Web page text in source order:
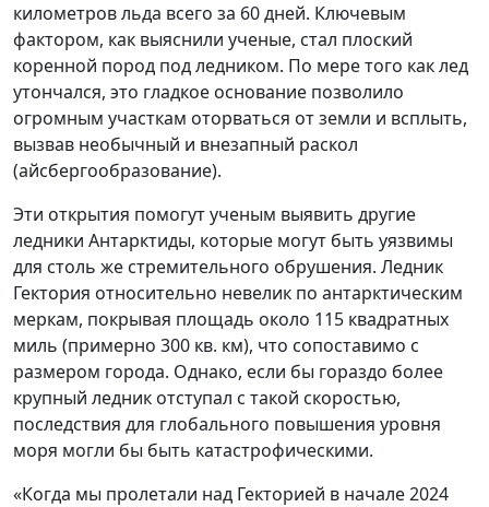
километров льда всего за 60 дней. Ключевым
фактором, как выяснили ученые, стал плоский
коренной пород под ледником. По мере того как лед
утончался, это гладкое основание позволило
огромным участкам оторваться от земли и всплыть,
вызвав необычный и внезапный раскол
(айсбергообразование).
Эти открытия помогут ученым выявить другие
ледники Антарктиды, которые могут быть уязвимы
для столь же стремительного обрушения. Ледник
Гектория относительно невелик по антарктическим
меркам, покрывая площадь около 115 квадратных
миль (примерно 300 кв. км), что сопоставимо с
размером города. Однако, если бы гораздо более
крупный ледник отступал с такой скоростью,
последствия для глобального повышения уровня
моря могли бы быть катастрофическими.
«Когда мы пролетали над Гекторией в начале 2024